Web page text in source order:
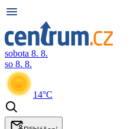
sobota 8. 8.
so 8. 8.
14°C